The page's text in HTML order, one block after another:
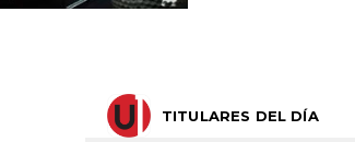
TITULARES DEL DÍA